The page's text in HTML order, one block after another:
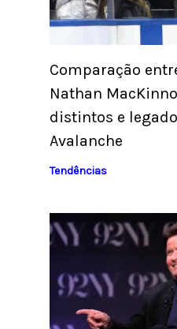
Comparação
Nathan
distintos e
Avalanche
Tendências